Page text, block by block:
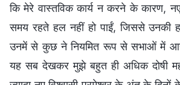
कि मेरे वास्तविक कार्य न करने के कारण,
समय रहते हल नहीं हो पाईं, जिससे उनकी
उनमें से कुछ ने नियमित रूप से सभाओं में
यह सब देखकर मुझे बहुत ही अधिक दोषी